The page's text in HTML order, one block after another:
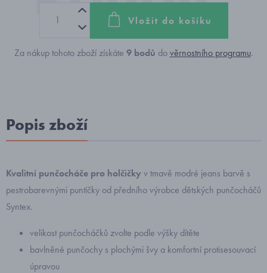
Vložit do košíku
Za nákup tohoto zboží získáte 9bodů dověrnostního programu.
Popis zboží
Kvalitní punčocháče pro holčičky v tmavě modré jeans barvě s
pestrobarevnými puntíčky od předního výrobce dětských punčocháčů
Syntex.
velikost punčocháčků zvolte podle výšky dítěte
bavlněné punčochy s plochými švy a komfortní protisesouvací
úpravou